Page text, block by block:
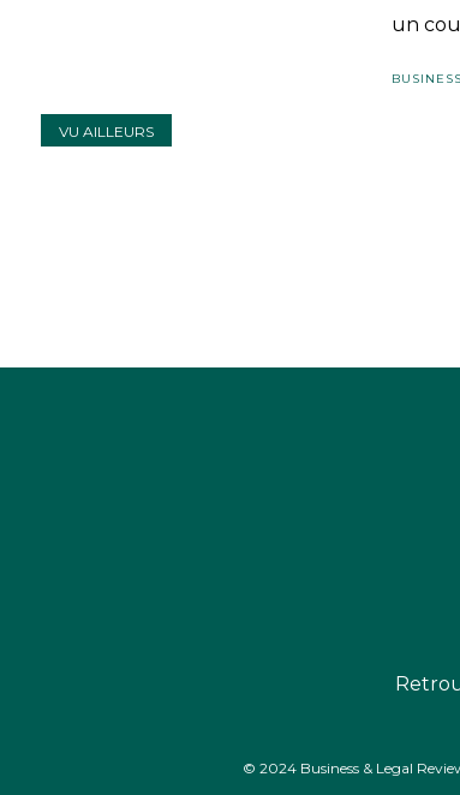
VU AILLEURS
un
© 2024 Business & Legal